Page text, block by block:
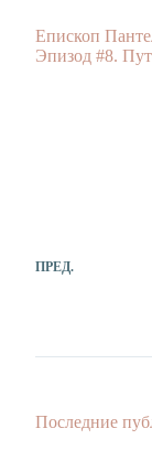
Епископ
Эпизод #8.
ПРЕД.
Последние